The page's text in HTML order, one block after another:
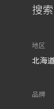
搜
地区
北海
品牌